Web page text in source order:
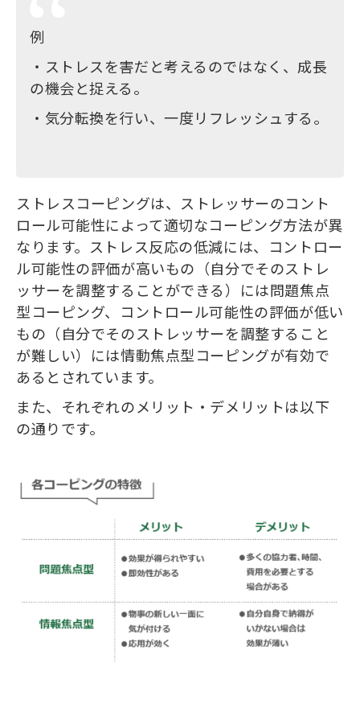
例
・ストレスを害だと考えるのではなく、成長
の機会と捉える。
・気分転換を行い、一度リフレッシュする。
ストレスコーピングは、ストレッサーのコント
ロール可能性によって適切なコーピング方法が異
なります。ストレス反応の低減には、コントロー
ル可能性の評価が高いもの（自分でそのストレ
ッサーを調整することができる）には問題焦点
型コーピング、コントロール可能性の評価が低い
もの（自分でそのストレッサーを調整すること
が難しい）には情動焦点型コーピングが有効で
あるとされています。
また、それぞれのメリット・デメリットは以下
の通りです。